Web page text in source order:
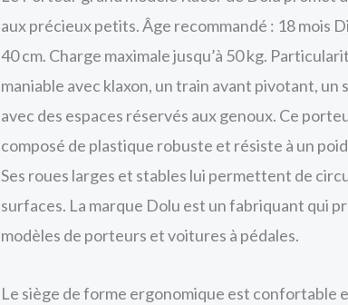
aux précieux petits. Âge recommandé : 18 mois
40 cm. Charge maximale jusqu’à 50 kg.
maniable avec klaxon, un train avant pivotant, un
avec des espaces réservés aux genoux. Ce
composé de plastique robuste et résiste à un
Ses roues larges et stables lui permettent de
surfaces. La marque Dolu est un fabriquant qui
modèles de porteurs et voitures à pédales.
Le siège de forme ergonomique est confortable